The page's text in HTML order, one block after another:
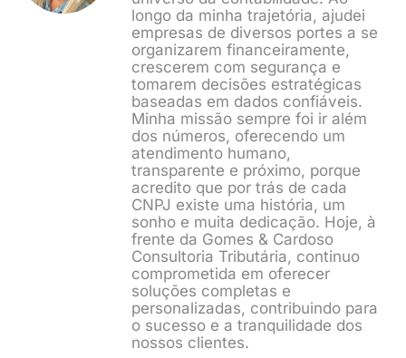
longo da minha trajetória, ajudei
empresas de diversos portes a se
organizarem financeiramente,
crescerem com segurança e
tomarem decisões estratégicas
baseadas em dados confiáveis.
Minha missão sempre foi ir além
dos números, oferecendo um
atendimento humano,
transparente e próximo, porque
acredito que por trás de cada
CNPJ existe uma história, um
sonho e muita dedicação. Hoje, à
frente da Gomes & Cardoso
Consultoria Tributária, continuo
comprometida em oferecer
soluções completas e
personalizadas, contribuindo para
o sucesso e a tranquilidade dos
nossos clientes.